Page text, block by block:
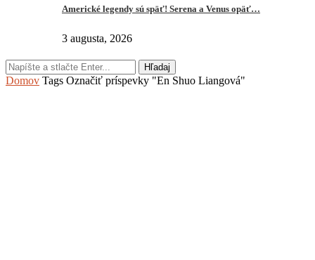
Americké legendy sú späť! Serena a Venus opäť…
3 augusta, 2026
Hľadaj
Domov Tags Označiť príspevky "En Shuo Liangová"